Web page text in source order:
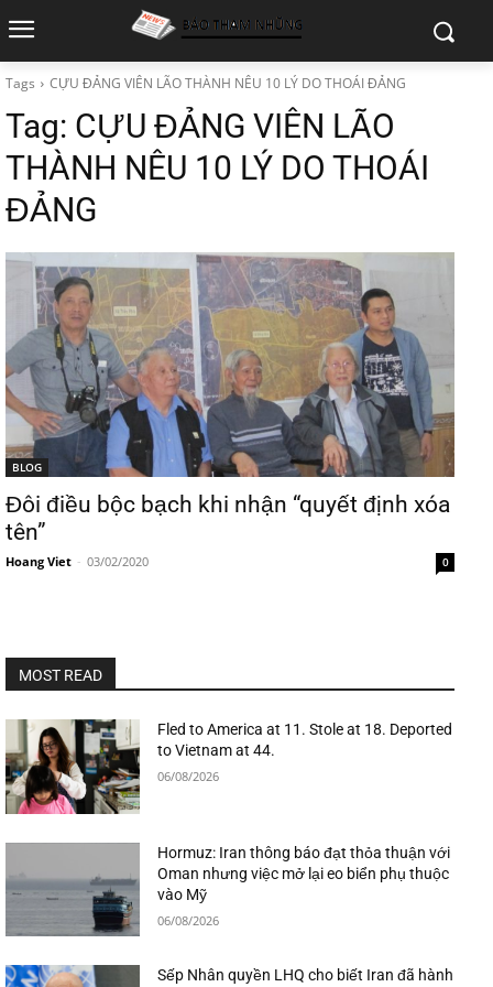
Tags CỰU ĐẢNG VIÊN LÃO THÀNH NÊU 10 LÝ DO THOÁI ĐẢNG
Tag: CỰU ĐẢNG VIÊN LÃO
THÀNH NÊU 10 LÝ DO THOÁI
ĐẢNG
BLOG
Đôi điều bộc bạch khi nhận “quyết định xóa
tên”
Hoang Viet - 03/02/2020 0
MOST READ
Fled to America at 11. Stole at 18. Deported
to Vietnam at 44.
06/08/2026
Hormuz: Iran thông báo đạt thỏa thuận với
Oman nhưng việc mở lại eo biển phụ thuộc
vào Mỹ
06/08/2026
Sếp Nhân quyền LHQ cho biết Iran đã hành